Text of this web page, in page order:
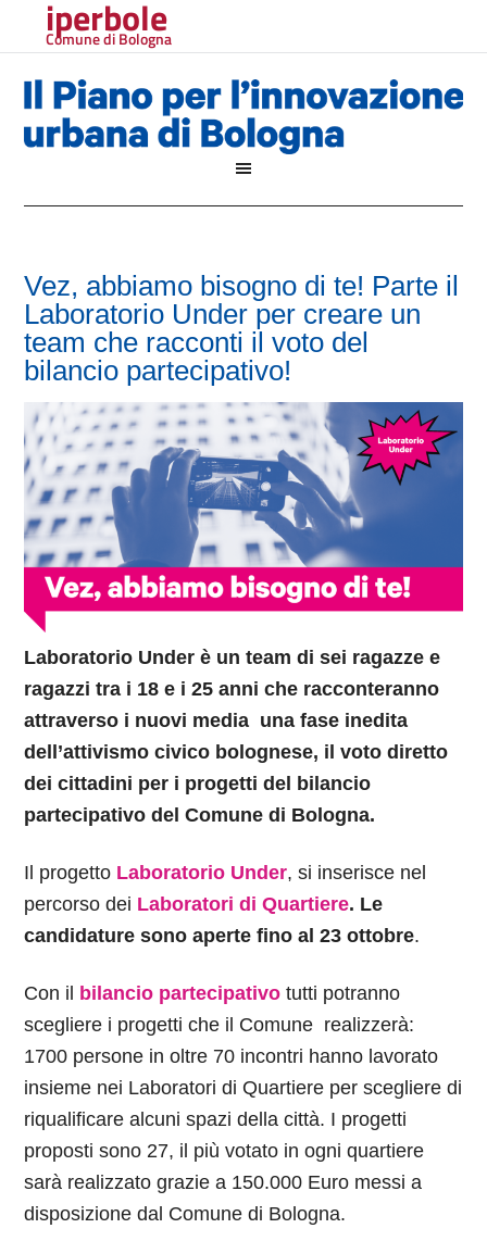
iperbole
Comune di Bologna
Vez, abbiamo bisogno di te! Parte il
Laboratorio Under per creare un
team che racconti il voto del
bilancio partecipativo!
Laboratorio Under è un team di sei ragazze e
ragazzi tra i 18 e i 25 anni che racconteranno
attraverso i nuovi media una fase inedita
dell’attivismo civico bolognese, il voto diretto
dei cittadini per i progetti del bilancio
partecipativo del Comune di Bologna.
Il progetto Laboratorio Under,si inserisce nel
percorso dei Laboratori di Quartiere. Le
candidature sono aperte fino al 23 ottobre.
Con il bilancio partecipativo tutti potranno
scegliere i progetti che il Comune realizzerà:
1700 persone in oltre 70 incontri hanno lavorato
insieme nei Laboratori di Quartiere per scegliere di
riqualificare alcuni spazi della città. I progetti
proposti sono 27, il più votato in ogni quartiere
sarà realizzato grazie a 150.000 Euro messi a
disposizione dal Comune di Bologna.